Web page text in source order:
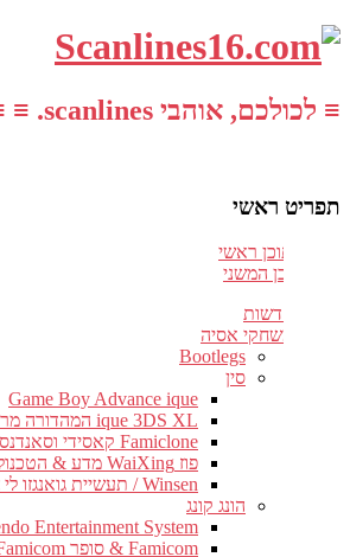
≡ לכולכם, אוהבי scanlines. ≡ ≡ ≡ ≡
תפריט ראשי
עבור לתוכן ראשי
דלג לתוכן המשני
חדשות
משחקי אסיה
Bootlegs
סין
Game Boy Advance ique
ique 3DS XL המהדורה מריו
Famiclone קאסידי וסאנדנס קיד
פוז WaiXing מדע & הטכנולוגיה Co. בע"מ.
Winsen / תעשיית גואנגזו לי צ'נג & מסחר Co.
הונג קונג
Entertainment System
Famicom & סופר Famicom